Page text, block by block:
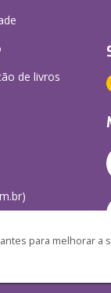
para melhorar
de livros